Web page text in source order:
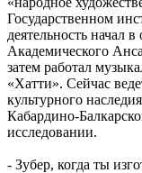
Государственном
деятельность начал
Академического
затем работал
«Хатти». Сейчас
культурного
Кабардино-
исследовании.
- Зубер, когда ты